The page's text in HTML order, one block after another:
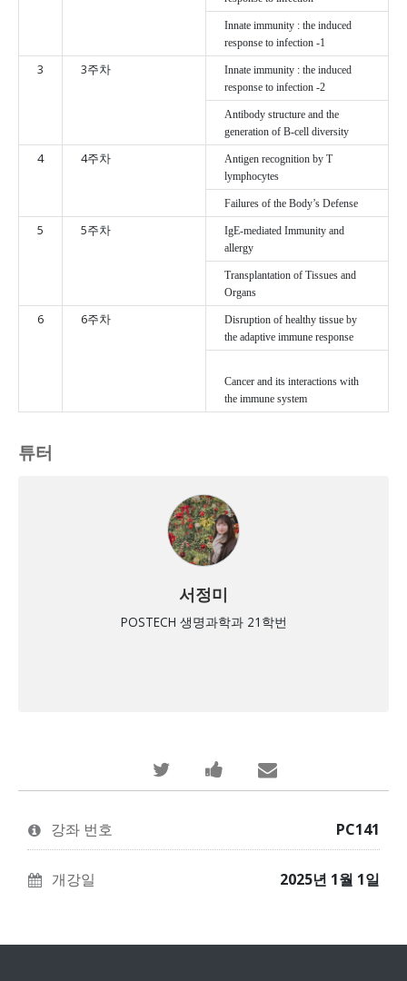
Innate immunity : the induced
response to infection -1
3 3주차
Innate immunity : the induced
response to infection -2
Antibody structure and the
generation of B-cell diversity
4 4주차
Antigen recognition by T
lymphocytes
Failures of the Body’s Defense
5 5주차
IgE-mediated Immunity and
allergy
Transplantation of Tissues and
Organs
6 6주차
Disruption of healthy tissue by
the adaptive immune response
Cancer and its interactions with
the immune system
튜터
서정미
POSTECH 생명과학과 21학번
신
이
과
에
누
군
당
신
강좌 번호 PC141
개강일 2025년 1월 1일